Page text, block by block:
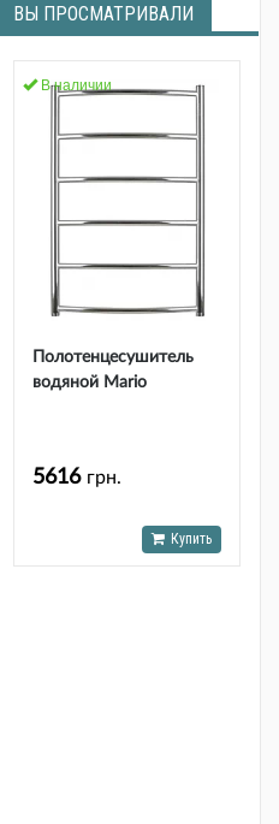
ВЫ ПРОСМАТРИВАЛИ
В наличии
Полотенцесушитель
водяной Mario
5616 грн.
Купить